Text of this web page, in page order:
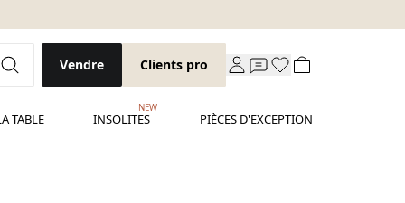
Vendre Clients pro
TABLE INSOLITES
NEW
PIÈCES D'EXCEPTION